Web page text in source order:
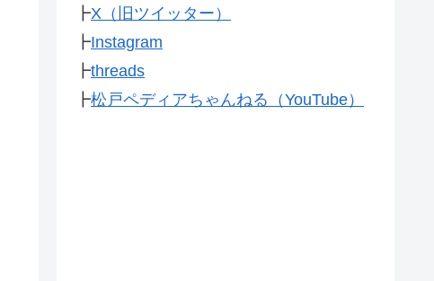
┣X（旧ツイッター）
┣Instagram
┣threads
┣松戸ペディアちゃんねる（YouTube）